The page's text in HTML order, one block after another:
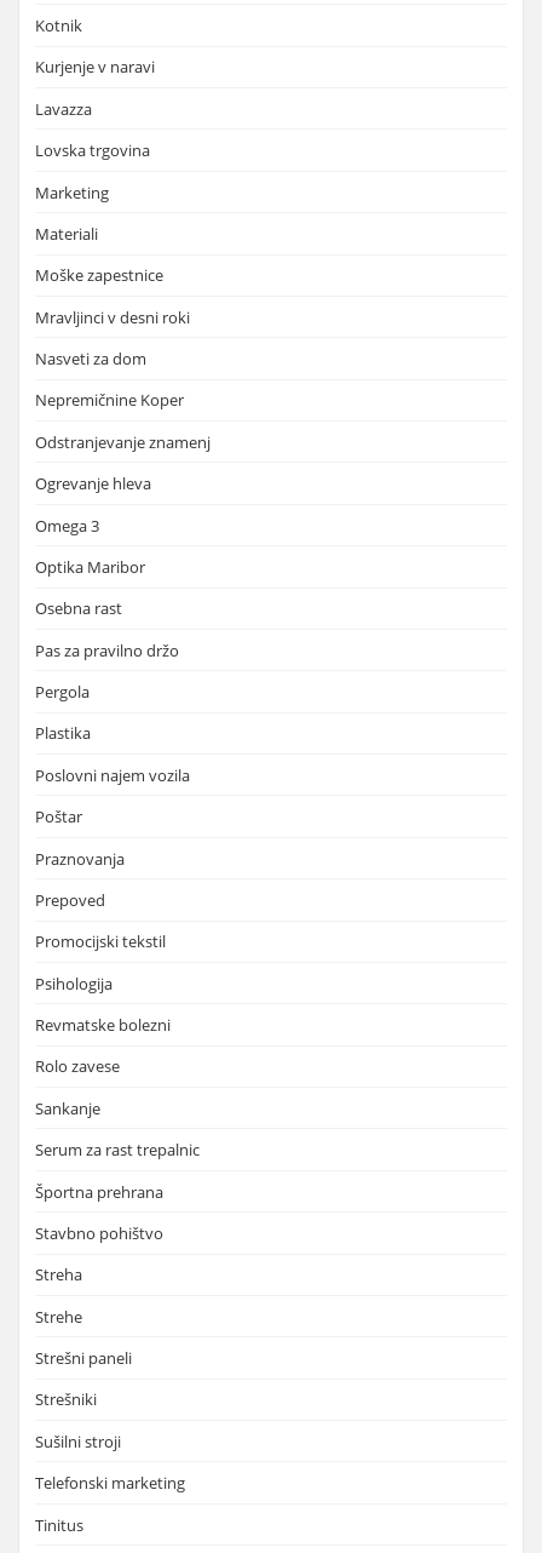
Kotnik
Kurjenje v naravi
Lavazza
Lovska trgovina
Marketing
Materiali
Moške zapestnice
Mravljinci v desni roki
Nasveti za dom
Nepremičnine Koper
Odstranjevanje znamenj
Ogrevanje hleva
Omega 3
Optika Maribor
Osebna rast
Pas za pravilno držo
Pergola
Plastika
Poslovni najem vozila
Poštar
Praznovanja
Prepoved
Promocijski tekstil
Psihologija
Revmatske bolezni
Rolo zavese
Sankanje
Serum za rast trepalnic
Športna prehrana
Stavbno pohištvo
Streha
Strehe
Strešni paneli
Strešniki
Sušilni stroji
Telefonski marketing
Tinitus